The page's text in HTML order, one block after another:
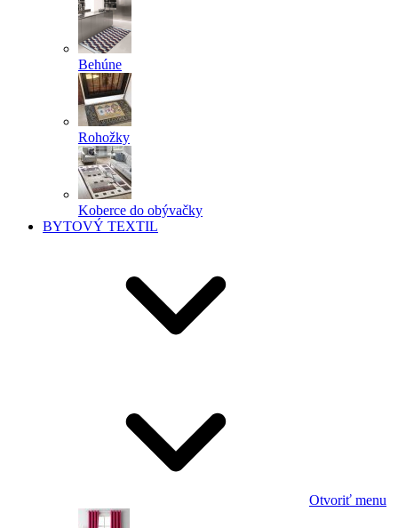
Behúne
Rohožky
Koberce do obývačky
BYTOVÝ TEXTIL
Otvoriť menu